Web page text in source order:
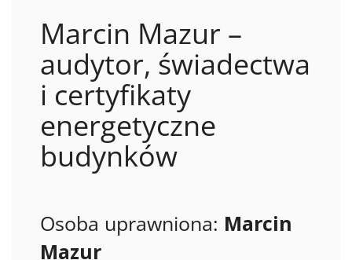
Marcin Mazur –
audytor, świadectwa
i certyfikaty
energetyczne
budynków
Osoba uprawniona: Marcin
Mazur